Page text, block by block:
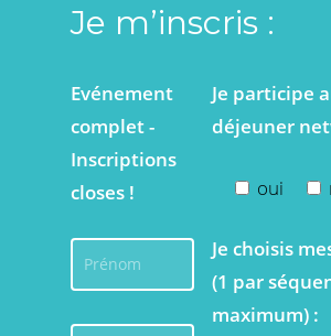
Je m’inscris :
Evénement
complet -
Inscriptions
closes !
Je participe
déjeuner
oui
Je choisis
(1 par
maximum) :